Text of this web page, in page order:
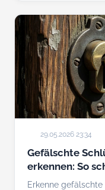
29.05.2026 23:34
Gefälschte
erkennen: So
Erkenne